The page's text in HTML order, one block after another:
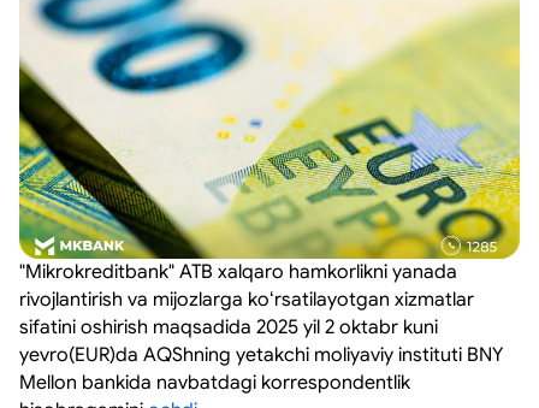
"Mikrokreditbank" ATB xalqaro hamkorlikni yanada
rivojlantirish va mijozlarga koʻrsatilayotgan xizmatlar
sifatini oshirish maqsadida 2025 yil 2 oktabr kuni
yevro(EUR)da AQShning yetakchi moliyaviy instituti BNY
Mellon bankida navbatdagi korrespondentlik